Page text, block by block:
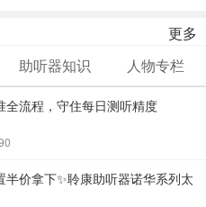
更多
助听器知识 人物专栏
全流程，守住每日测听精度
半价拿下✨聆康助听器诺华系列太